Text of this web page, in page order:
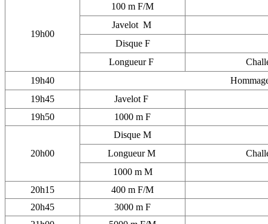
19h00
100 m F/M
Javelot M
Disque F
Longueur F
19h40
19h45
Javelot F
19h50
1000 m F
20h00
Disque M
Longueur M
1000 m M
20h15
400 m F/M
20h45
3000 m F